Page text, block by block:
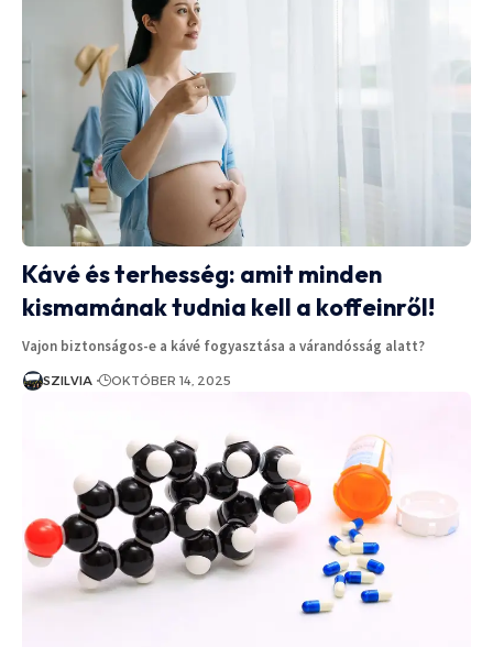
Kávé és terhesség: amit minden
kismamának tudnia kell a koffeinről!
Vajon biztonságos-e a kávé fogyasztása a várandósság alatt?
SZILVIA OKTÓBER 14, 2025